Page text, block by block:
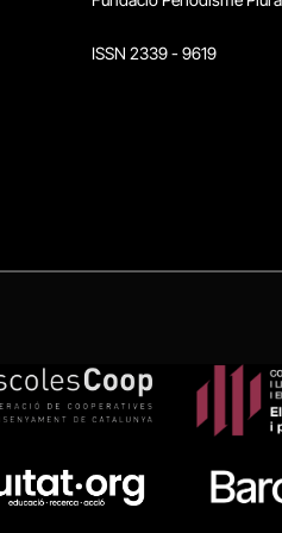
ISSN 2339 - 9619